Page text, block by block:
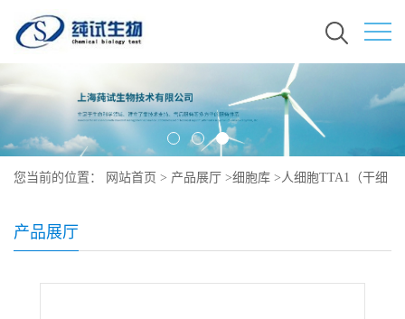
您当前的位置： 网站首页 > 产品展厅 >细胞库 >人细胞TTA1（干细
产品展厅